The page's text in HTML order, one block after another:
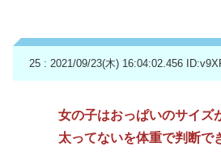
25 : 2021/09/23(木) 16:04:02.456
女の子はおっぱいのサイズ
太ってないを体重で判断で